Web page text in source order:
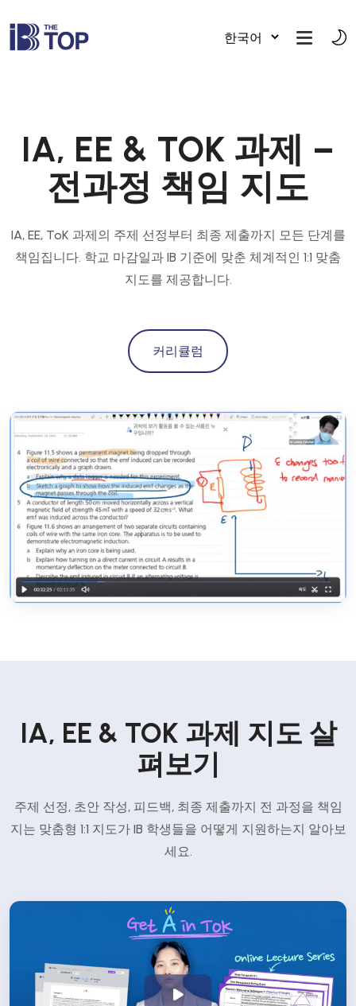
IA, EE & TOK 과제 –
전과정 책임 지도
IA, EE, ToK 과제의 주제 선정부터 최종 제출까지 모든 단계를
책임집니다. 학교 마감일과 IB 기준에 맞춘 체계적인 1:1 맞춤
지도를 제공합니다.
커리큘럼
IA, EE & TOK 과제 지도 살
펴보기
주제 선정, 초안 작성, 피드백, 최종 제출까지 전 과정을 책임
지는 맞춤형 1:1 지도가 IB 학생들을 어떻게 지원하는지 알아보
세요.